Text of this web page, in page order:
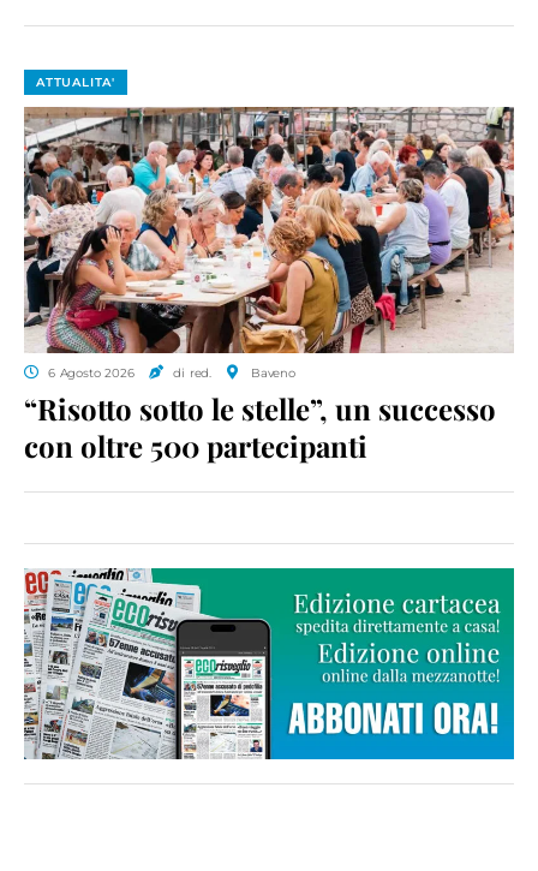
ATTUALITA'
6 Agosto 2026 di red. Baveno
“Risotto sotto le stelle”, un successo
con oltre 500 partecipanti